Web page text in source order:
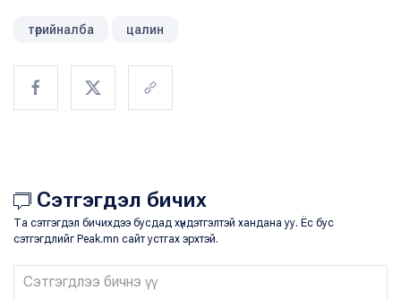
төрийналба цалин
Сэтгэгдэл бичих
Та сэтгэгдэл бичихдээ бусдад хүндэтгэлтэй хандана уу. Ёс бус
сэтгэгдлийг Peak.mn сайт устгах эрхтэй.